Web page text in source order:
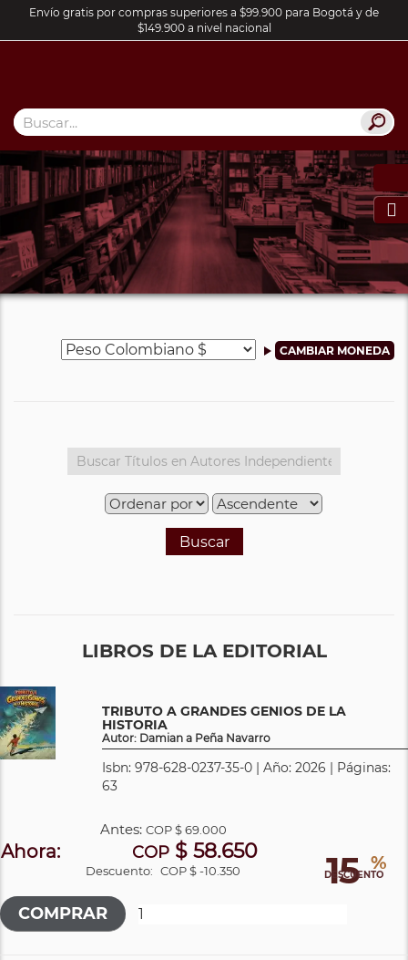
Envío gratis por compras superiores a $99.900 para Bogotá y de
$149.900 a nivel nacional

Buscar
LIBROS DE LA EDITORIAL
TRIBUTO A GRANDES GENIOS DE LA
HISTORIA
Autor: Damian a Peña Navarro
Isbn: 978-628-0237-35-0 | Año: 2026 | Páginas:
63
15 %
DESCUENTO
Antes: COP$ 69.000
Ahora: COP $ 58.650
Descuento: COP $ -10.350